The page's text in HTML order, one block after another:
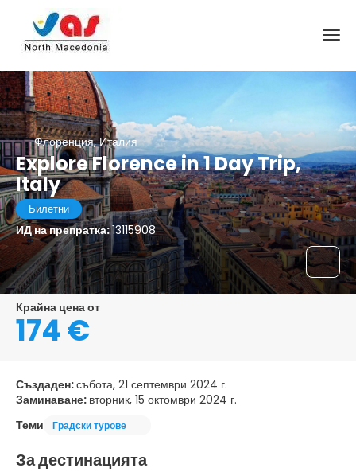
Флоренция, Италия
Explore Florence in 1 Day Trip,
Italy
Билетни
ИД на препратка:13115908
Крайна цена от
174 €
Създаден:събота, 21 септември 2024 г.
Заминаване: вторник, 15 октомври 2024 г.
Теми
Градски турове
За дестинацията